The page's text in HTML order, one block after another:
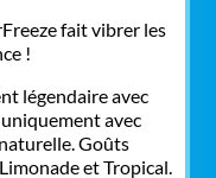
fait vibrer les
!
légendaire avec
avec
Goûts
et Tropical.